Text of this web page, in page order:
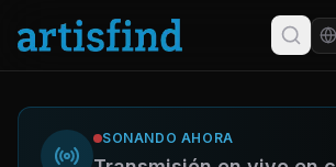
SONANDO AHORA